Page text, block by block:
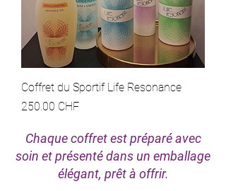
Coffret du Sportif Life Resonance
Prix
250.00 CHF
Chaque coffret est préparé avec
soin et présenté dans un emballage
élégant, prêt à offrir.